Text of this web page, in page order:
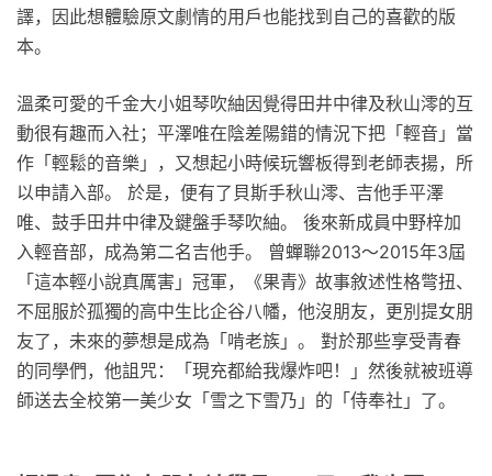
譯，因此想體驗原文劇情的用戶也能找到自己的喜歡的版
本。
溫柔可愛的千金大小姐琴吹紬因覺得田井中律及秋山澪的互
動很有趣而入社；平澤唯在陰差陽錯的情況下把「輕音」當
作「輕鬆的音樂」，又想起小時候玩響板得到老師表揚，所
以申請入部。 於是，便有了貝斯手秋山澪、吉他手平澤
唯、鼓手田井中律及鍵盤手琴吹紬。 後來新成員中野梓加
入輕音部，成為第二名吉他手。 曾蟬聯2013～2015年3屆
「這本輕小說真厲害」冠軍，《果青》故事敘述性格彆扭、
不屈服於孤獨的高中生比企谷八幡，他沒朋友，更別提女朋
友了，未來的夢想是成為「啃老族」。 對於那些享受青春
的同學們，他詛咒：「現充都給我爆炸吧！」然後就被班導
師送去全校第一美少女「雪之下雪乃」的「侍奉社」了。